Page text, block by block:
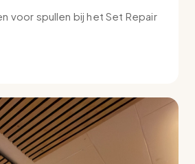
voor spullen bij het Set Repair